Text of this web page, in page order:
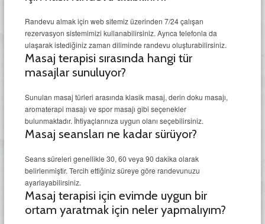
Randevu almak için web sitemiz üzerinden 7/24 çalışan
rezervasyon sistemimizi kullanabilirsiniz. Ayrıca telefonla da
ulaşarak istediğiniz zaman diliminde randevu oluşturabilirsiniz.
Masaj terapisi sırasında hangi tür
masajlar sunuluyor?
Sunulan masaj türleri arasında klasik masaj, derin doku masajı,
aromaterapi masajı ve spor masajı gibi seçenekler
bulunmaktadır. İhtiyaçlarınıza uygun olanı seçebilirsiniz.
Masaj seansları ne kadar sürüyor?
Seans süreleri genellikle 30, 60 veya 90 dakika olarak
belirlenmiştir. Tercih ettiğiniz süreye göre randevunuzu
ayarlayabilirsiniz.
Masaj terapisi için evimde uygun bir
ortam yaratmak için neler yapmalıyım?